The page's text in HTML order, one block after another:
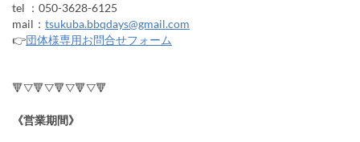
tel ：050-3628-6125
mail： tsukuba.bbqdays@gmail.com
👉団体様専用お問合せフォーム
🔻▽🔻▽🔻▽🔻▽🔻
《営業期間》